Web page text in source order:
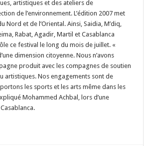
artistiques et des ateliers de
de l’environnement. L’édition 2007 met
Nord et de l’Oriental. Ainsi, Saidia, M’diq,
Rabat, Agadir, Martil et Casablanca
ce festival le long du mois de juillet. «
dimension citoyenne. Nous n’avons
produit avec les compagnes de soutien
artistiques. Nos engagements sont de
les sports et les arts même dans les
Mohammed Achbal, lors d’une